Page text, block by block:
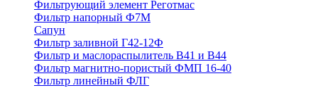
Фильтрующий элемент Реготмас
Фильтр напорный Ф7М
Сапун
Фильтр заливной Г42-12Ф
Фильтр и маслораспылитель В41 и В44
Фильтр магнитно-пористый ФМП 16-40
Фильтр линейный ФЛГ